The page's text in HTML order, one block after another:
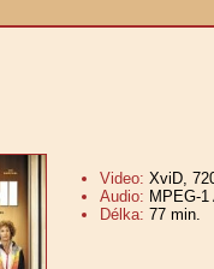
Video: XviD,
Audio: MPEG-
Délka: 77 min.